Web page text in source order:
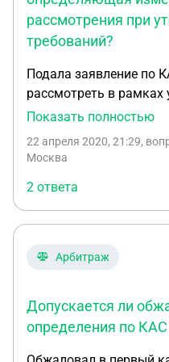
рассмотрения при
требований?
Подала заявление по КАС РФ с просьбой
рассмотреть в рамках
(письменного)
подготовке дела к
судебному
уточнить исковые
ходатайством подаю
статье КАС РФ
изменение срока
ответчикам ?
Показать полностью
22 апреля 2020, 21:29,
Москва
2 ответа
Арбитраж
Допускается ли
определения по